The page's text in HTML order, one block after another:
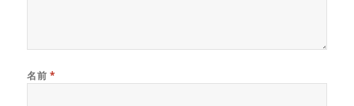
名前 *